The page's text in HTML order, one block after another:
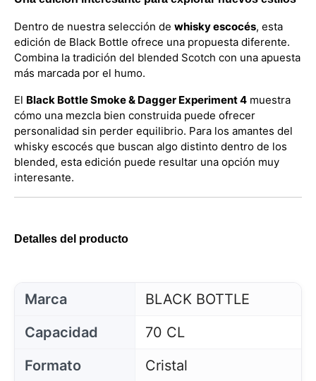
Dentro de nuestra selección de whisky escocés, esta
edición de Black Bottle ofrece una propuesta diferente.
Combina la tradición del blended Scotch con una apuesta
más marcada por el humo.
El Black Bottle Smoke & Dagger Experiment 4 muestra
cómo una mezcla bien construida puede ofrecer
personalidad sin perder equilibrio. Para los amantes del
whisky escocés que buscan algo distinto dentro de los
blended, esta edición puede resultar una opción muy
interesante.
Detalles del producto
Marca
BLACK BOTTLE
Capacidad
70 CL
Formato
Cristal